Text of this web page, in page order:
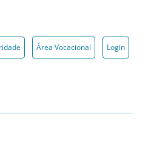
Área Vocacional Login